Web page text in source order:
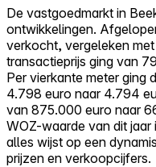
Alles-in-één
Reviews
Prijzen
Log in
Probeer Walter gratis
De vastgoedmarkt in
ontwikkelingen.
verkocht, vergeleken
transactieprijs ging van
Per vierkante meter ging
4.798 euro naar 4.794
van 875.000 euro naar
WOZ-waarde van dit jaar
alles wijst op een
prijzen en verkoopcijfers.